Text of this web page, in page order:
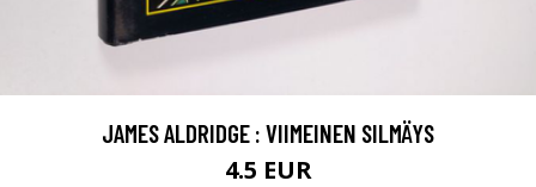
JAMES ALDRIDGE : VIIMEINEN SILMÄYS
4.5 EUR